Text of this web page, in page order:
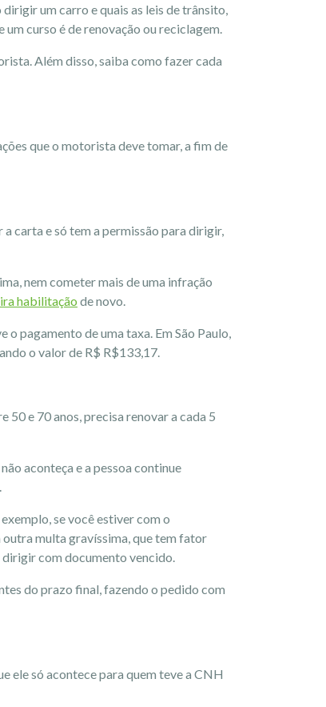
um carro e quais as leis de trânsito,
curso é de renovação ou reciclagem.
Além disso, saiba como fazer cada
que o motorista deve tomar, a fim de
carta e só tem a permissão para dirigir,
nem cometer mais de uma infração
habilitação de novo.
pagamento de uma taxa. Em São Paulo,
o valor de R$ R$133,17.
50 e 70 anos, precisa renovar a cada 5
aconteça e a pessoa continue
se você estiver com o
multa gravíssima, que tem fator
dirigir com documento vencido.
do prazo final, fazendo o pedido com
ele só acontece para quem teve a CNH